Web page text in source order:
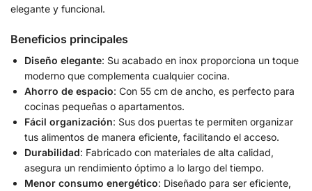
elegante y funcional.
Beneficios principales
Diseño elegante: Su acabado en inox proporciona un toque
moderno que complementa cualquier cocina.
Ahorro de espacio: Con 55 cm de ancho, es perfecto para
cocinas pequeñas o apartamentos.
Fácil organización: Sus dos puertas te permiten organizar
tus alimentos de manera eficiente, facilitando el acceso.
Durabilidad: Fabricado con materiales de alta calidad,
asegura un rendimiento óptimo a lo largo del tiempo.
Menor consumo energético: Diseñado para ser eficiente,